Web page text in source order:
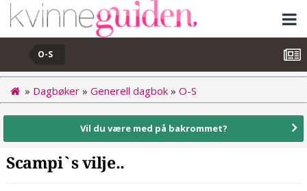
O-S
» Dagbøker » Generell dagbok » O-S
Vil du være med på bakrommet?
Scampi`s vilje..